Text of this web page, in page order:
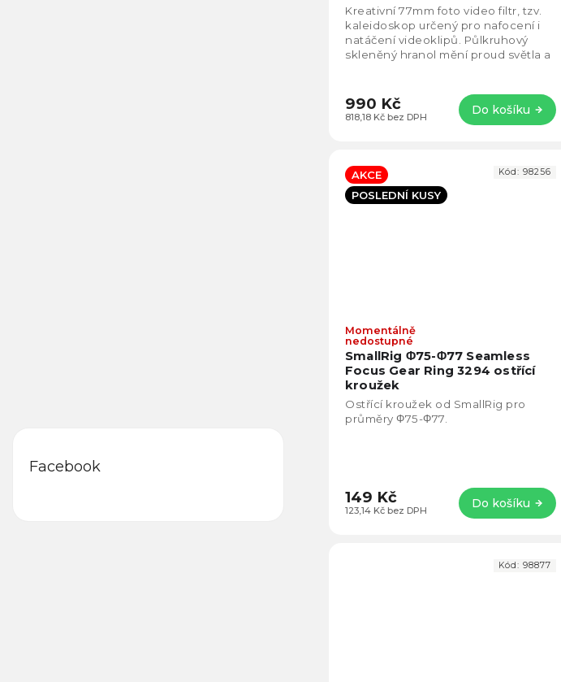
Facebook
818,18 Kč bez DPH
990 Kč Do košíku
Kreativní 77mm foto video filtr, tzv.
kaleidoskop určený pro nafocení i
natáčení videoklipů. Půlkruhový
skleněný hranol mění proud světla a
AKCE
POSLEDNÍ KUSY
SmallRig Φ75-Φ77 Seamless
Focus Gear Ring 3294 ostřící
kroužek
Momentálně
nedostupné
123,14 Kč bez DPH
149 Kč Do košíku
Ostřící kroužek od SmallRig pro
průměry Φ75-Φ77.
Kód: 98256
Kód: 98877